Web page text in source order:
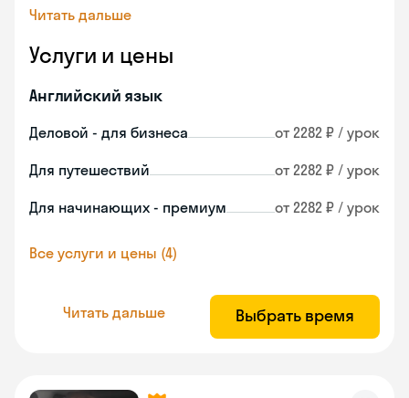
Читать дальше
Услуги и цены
Английский язык
Деловой - для бизнеса от 2282 ₽ / урок
Для путешествий от 2282 ₽ / урок
Для начинающих - премиум от 2282 ₽ / урок
Все услуги и цены (4)
Читать дальше Выбрать время